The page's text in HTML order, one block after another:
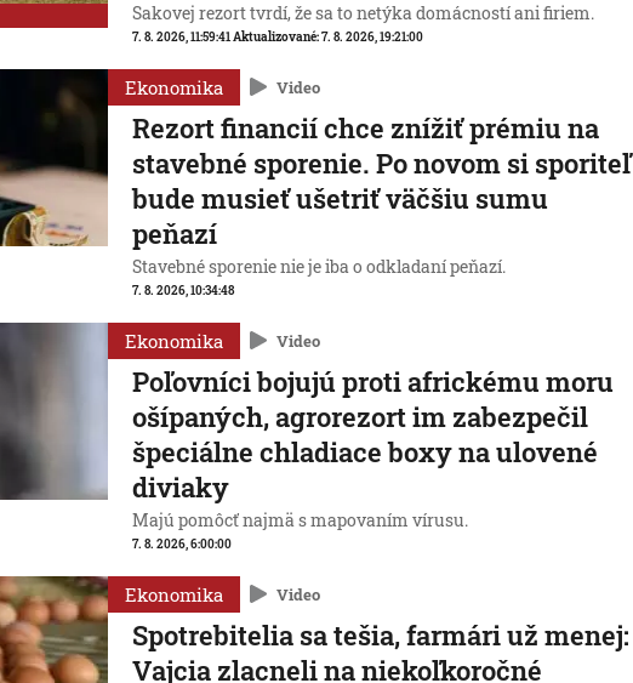
Sakovej rezort tvrdí, že sa to netýka domácností ani firiem.
7. 8. 2026, 11:59:41Aktualizované:7. 8. 2026, 19:21:00
Ekonomika Video
Rezort financií chce znížiť prémiu na
stavebné sporenie. Po novom si sporiteľ
bude musieť ušetriť väčšiu sumu
peňazí
Stavebné sporenie nie je iba o odkladaní peňazí.
7. 8. 2026, 10:34:48
Ekonomika Video
Poľovníci bojujú proti africkému moru
ošípaných, agrorezort im zabezpečil
špeciálne chladiace boxy na ulovené
diviaky
Majú pomôcť najmä s mapovaním vírusu.
7. 8. 2026, 6:00:00
Ekonomika Video
Spotrebitelia sa tešia, farmári už menej:
Vajcia zlacneli na niekoľkoročné